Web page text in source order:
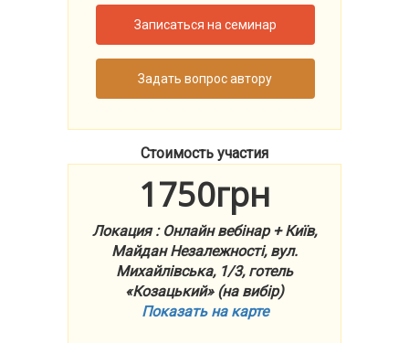
Записаться на семинар
Задать вопрос автору
Стоимость участия
1750грн
Локация : Онлайн вебінар + Київ,
Майдан Незалежності, вул.
Михайлівська, 1/3, готель
«Козацький» (на вибір)
Показать на карте